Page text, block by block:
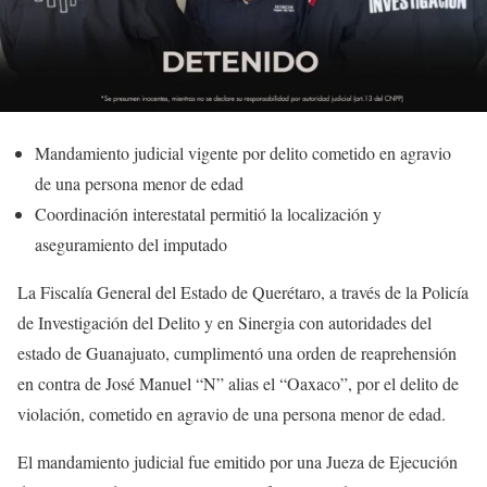
Mandamiento judicial vigente por delito cometido en agravio
de una persona menor de edad
Coordinación interestatal permitió la localización y
aseguramiento del imputado
La Fiscalía General del Estado de Querétaro, a través de la Policía
de Investigación del Delito y en Sinergia con autoridades del
estado de Guanajuato, cumplimentó una orden de reaprehensión
en contra de José Manuel “N” alias el “Oaxaco”, por el delito de
violación, cometido en agravio de una persona menor de edad.
El mandamiento judicial fue emitido por una Jueza de Ejecución